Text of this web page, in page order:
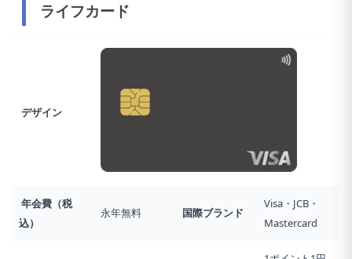
ライフカード
デザイン
年会費（税
込）
永年無料 国際ブランド
Visa・JCB・
Mastercard